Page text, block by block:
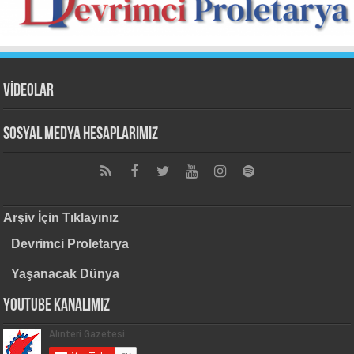
VİDEOLAR
Sosyal Medya Hesaplarımız
Arşiv İçin Tıklayınız
Devrimci Proletarya
Yaşanacak Dünya
Youtube Kanalımız